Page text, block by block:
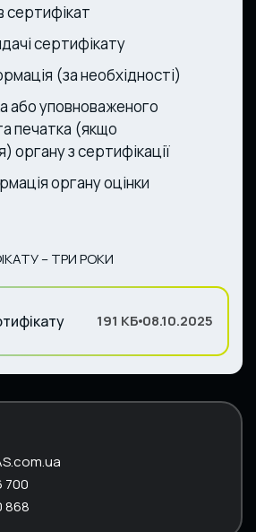
сертифікат
сертифікату
(за необхідності)
або уповноваженого
печатка (якщо
органу з сертифікації
органу оцінки
– ТРИ РОКИ
191 КБ 08.10.2025
700
868